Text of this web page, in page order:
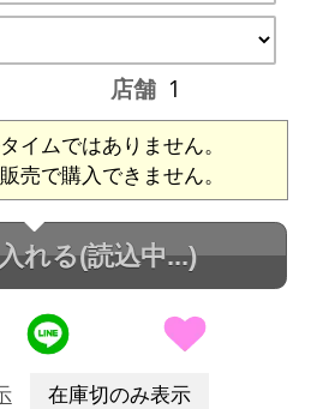
店舗 1
イムではありません。
売で購入できません。
れる(読込中...)
在庫切のみ表示